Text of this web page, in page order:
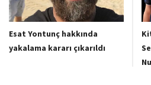
Esat Yontunç hakkında
yakalama kararı çıkarıldı